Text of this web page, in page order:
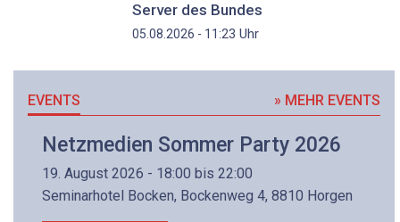
Server des Bundes
05.08.2026 - 11:23 Uhr
EVENTS » MEHR EVENTS
Netzmedien Sommer Party 2026
19. August 2026 - 18:00 bis 22:00
Seminarhotel Bocken, Bockenweg 4, 8810 Horgen